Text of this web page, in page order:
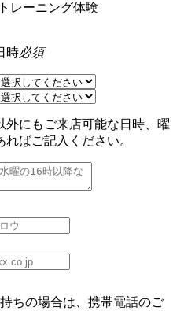
レーニング体験
時必須
外にもご来店可能な日時、曜
ればご記入ください。
ちの場合は、携帯電話のご